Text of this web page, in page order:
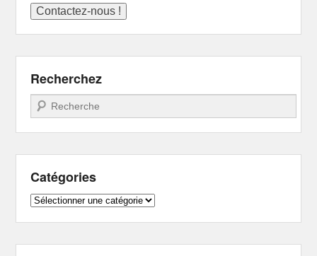
Recherchez
Recherche
Catégories
Catégories